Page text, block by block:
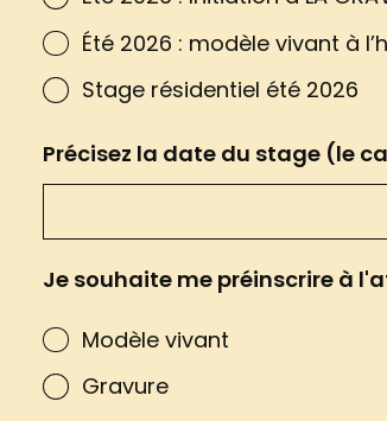
Été 2026 : modèle vivant à
Stage résidentiel été 2026
Précisez la date du stage (le
Je souhaite me préinscrire à
Modèle vivant
Gravure